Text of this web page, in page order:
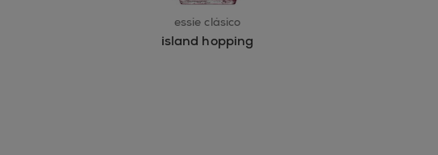
essie clásico
island hopping